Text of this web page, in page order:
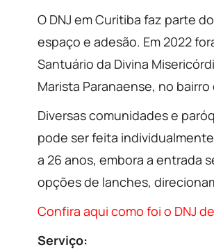
O DNJ em Curitiba faz parte
espaço e adesão. Em 2022
Santuário da Divina
Marista Paranaense, no
Diversas comunidades e
pode ser feita
a 26 anos, embora a entrada
opções de lanches,
Confira aqui como foi o DNJ
Serviço: